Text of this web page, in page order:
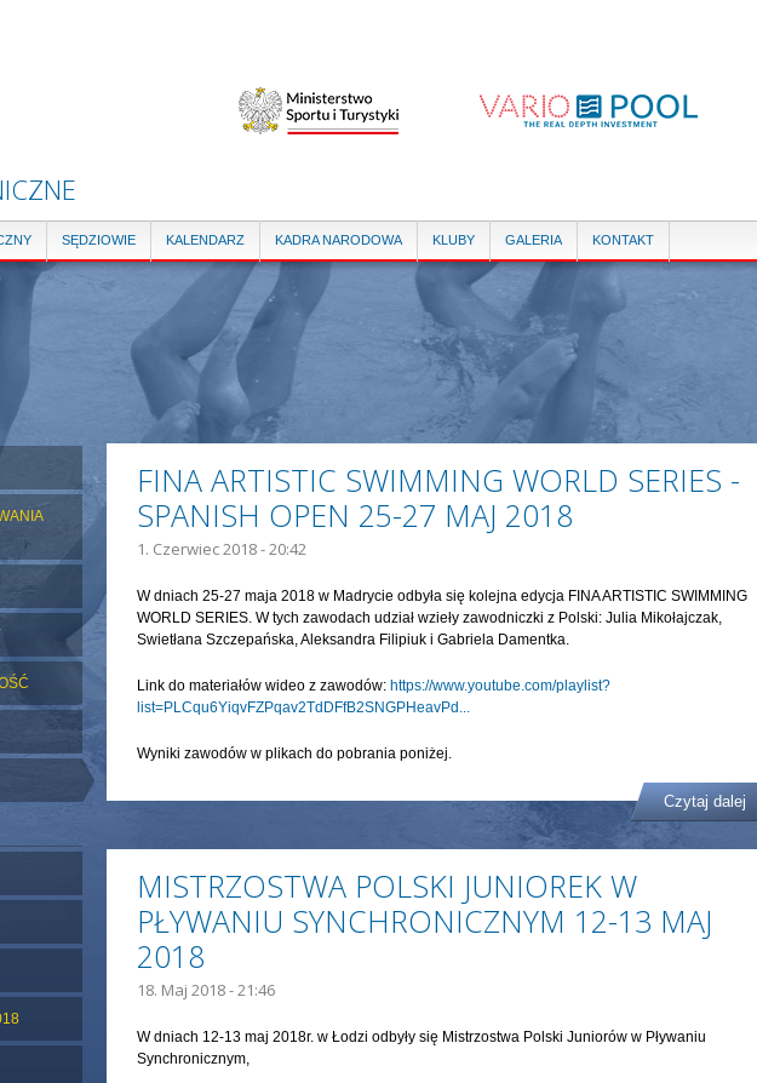
SĘDZIOWIE KALENDARZ KADRA NARODOWA KLUBY GALERIA KONTAKT
FINA ARTISTIC SWIMMING WORLD SERIES -
SPANISH OPEN 25-27 MAJ 2018
1. Czerwiec 2018 - 20:42
W dniach 25-27 maja 2018 w Madrycie odbyła się kolejna edycja FINA ARTISTIC SWIMMING
WORLD SERIES. W tych zawodach udział wzieły zawodniczki z Polski: Julia Mikołajczak,
Swietłana Szczepańska, Aleksandra Filipiuk i Gabriela Damentka.
Link do materiałów wideo z zawodów: https://www.youtube.com/playlist?
list=PLCqu6YiqvFZPqav2TdDFfB2SNGPHeavPd...
Wyniki zawodów w plikach do pobrania poniżej.
Czytaj dalej
MISTRZOSTWA POLSKI JUNIOREK W
PŁYWANIU SYNCHRONICZNYM 12-13 MAJ
2018
18. Maj 2018 - 21:46
W dniach 12-13 maj 2018r. w Łodzi odbyły się Mistrzostwa Polski Juniorów w Pływaniu
Synchronicznym,